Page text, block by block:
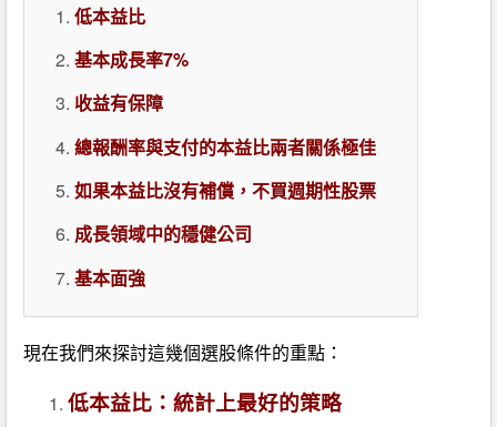
低本益比
基本成長率7%
收益有保障
總報酬率與支付的本益比兩者關係極佳
如果本益比沒有補償，不買週期性股票
成長領域中的穩健公司
基本面強
現在我們來探討這幾個選股條件的重點：
低本益比：統計上最好的策略